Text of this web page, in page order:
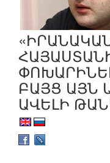
ԲԱՅՑ ԱՅՆ
ԱՎԵԼԻ